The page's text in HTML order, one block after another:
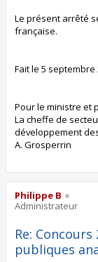
Le présent arrêté
française.
Fait le 5 septembre
Pour le ministre et
La cheffe de
développement
A. Grosperrin
Philippe B
Administrateur
Re:
publiques